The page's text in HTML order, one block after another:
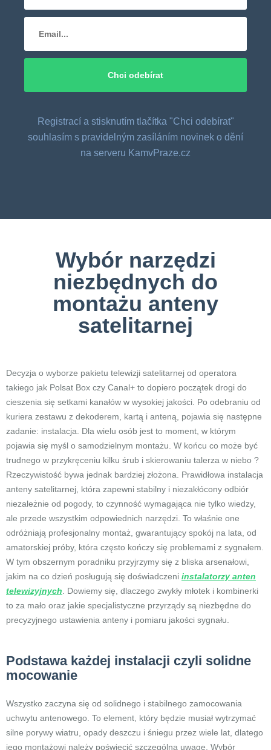
Registrací a stisknutím tlačítka "Chci odebírat"
souhlasím s pravidelným zasíláním novinek o dění
na serveru KamvPraze.cz
Wybór narzędzi
niezbędnych do
montażu anteny
satelitarnej
Decyzja o wyborze pakietu telewizji satelitarnej od operatora
takiego jak Polsat Box czy Canal+ to dopiero początek drogi do
cieszenia się setkami kanałów w wysokiej jakości. Po odebraniu od
kuriera zestawu z dekoderem, kartą i anteną, pojawia się następne
zadanie: instalacja. Dla wielu osób jest to moment, w którym
pojawia się myśl o samodzielnym montażu. W końcu co może być
trudnego w przykręceniu kilku śrub i skierowaniu talerza w niebo ?
Rzeczywistość bywa jednak bardziej złożona. Prawidłowa instalacja
anteny satelitarnej, która zapewni stabilny i niezakłócony odbiór
niezależnie od pogody, to czynność wymagająca nie tylko wiedzy,
ale przede wszystkim odpowiednich narzędzi. To właśnie one
odróżniają profesjonalny montaż, gwarantujący spokój na lata, od
amatorskiej próby, która często kończy się problemami z sygnałem.
W tym obszernym poradniku przyjrzymy się z bliska arsenałowi,
jakim na co dzień posługują się doświadczeni instalatorzy anten
telewizyjnych . Dowiemy się, dlaczego zwykły młotek i kombinerki
to za mało oraz jakie specjalistyczne przyrządy są niezbędne do
precyzyjnego ustawienia anteny i pomiaru jakości sygnału.
Podstawa każdej instalacji czyli solidne
mocowanie
Wszystko zaczyna się od solidnego i stabilnego zamocowania
uchwytu antenowego. To element, który będzie musiał wytrzymać
silne porywy wiatru, opady deszczu i śniegu przez wiele lat, dlatego
jego montażowi należy poświęcić szczególną uwagę. Wybór